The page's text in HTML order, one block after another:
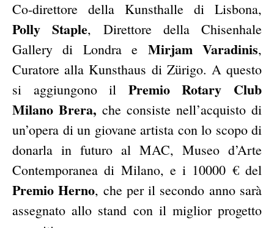
Co-direttore della Kunsthalle di Lisbona,
Polly Staple, Direttore della Chisenhale
Gallery di Londra e Mirjam Varadinis,
Curatore alla Kunsthaus di Zürigo. A questo
si aggiungono il Premio Rotary Club
Milano Brera, che consiste nell’acquisto di
un’opera di un giovane artista con lo scopo di
donarla in futuro al MAC, Museo d’Arte
Contemporanea di Milano, e i 10000 € del
Premio Herno, che per il secondo anno sarà
assegnato allo stand con il miglior progetto